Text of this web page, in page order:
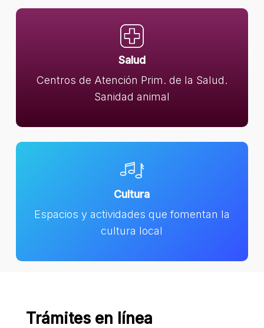
Salud
Centros de Atención Prim. de la Salud.
Sanidad animal
Cultura
Espacios y actividades que fomentan la
cultura local
Trámites en línea